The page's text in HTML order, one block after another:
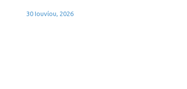
30 Ιουνίου, 2026